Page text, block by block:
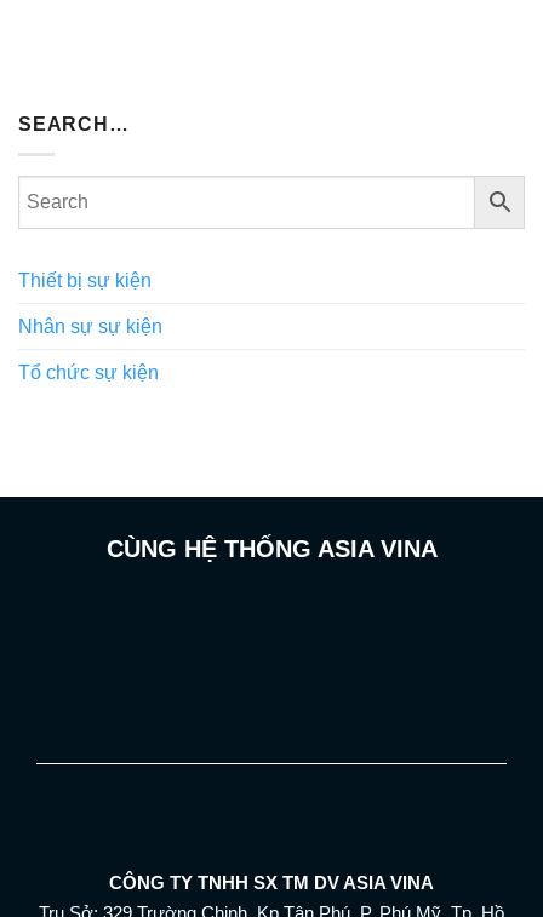
SEARCH…
Thiết bị sự kiện
Nhân sự sự kiện
Tổ chức sự kiện
CÙNG HỆ THỐNG ASIA VINA
CÔNG TY TNHH SX TM DV ASIA VINA
Trụ Sở: 329 Trường Chinh, Kp.Tân Phú, P. Phú Mỹ, Tp. Hồ